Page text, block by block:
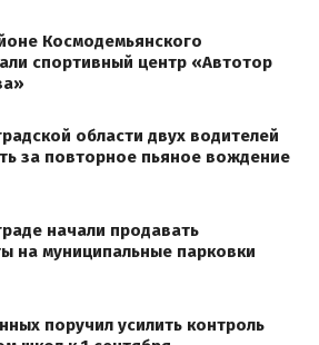
Космодемьянского
спортивный центр «Автотор
области двух водителей
за повторное пьяное вождение
начали продавать
на муниципальные парковки
поручил усилить контроль